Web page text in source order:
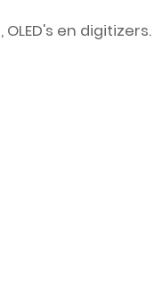
en digitizers.